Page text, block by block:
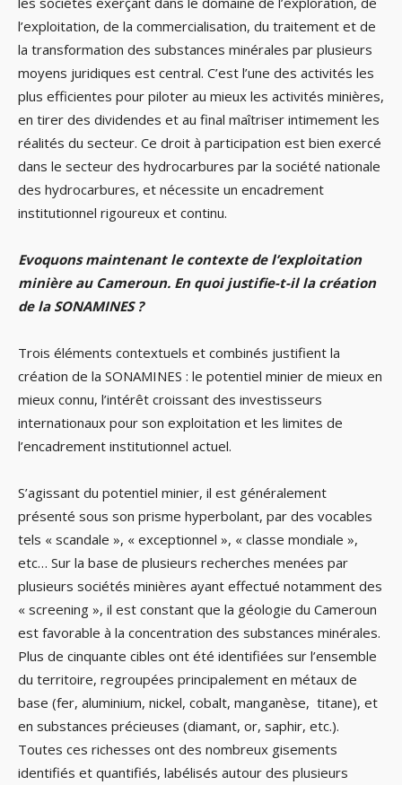
l’exploitation, de la commercialisation, du traitement et de
la transformation des substances minérales par plusieurs
moyens juridiques est central. C’est l’une des activités les
plus efficientes pour piloter au mieux les activités minières,
en tirer des dividendes et au final maîtriser intimement les
réalités du secteur. Ce droit à participation est bien exercé
dans le secteur des hydrocarbures par la société nationale
des hydrocarbures, et nécessite un encadrement
institutionnel rigoureux et continu.
Evoquons maintenant le contexte de l’exploitation
minière au Cameroun. En quoi justifie-t-il la création
de la SONAMINES ?
Trois éléments contextuels et combinés justifient la
création de la SONAMINES : le potentiel minier de mieux en
mieux connu, l’intérêt croissant des investisseurs
internationaux pour son exploitation et les limites de
l’encadrement institutionnel actuel.
S’agissant du potentiel minier, il est généralement
présenté sous son prisme hyperbolant, par des vocables
tels « scandale », « exceptionnel », « classe mondiale »,
etc… Sur la base de plusieurs recherches menées par
plusieurs sociétés minières ayant effectué notamment des
« screening », il est constant que la géologie du Cameroun
est favorable à la concentration des substances minérales.
Plus de cinquante cibles ont été identifiées sur l’ensemble
du territoire, regroupées principalement en métaux de
base (fer, aluminium, nickel, cobalt, manganèse, titane), et
en substances précieuses (diamant, or, saphir, etc.).
Toutes ces richesses ont des nombreux gisements
identifiés et quantifiés, labélisés autour des plusieurs